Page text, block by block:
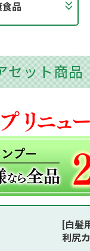
食品
セット商品
[白髪
利尻